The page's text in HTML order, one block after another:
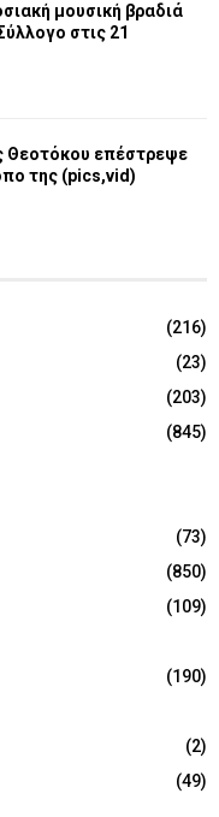
μουσική βραδιά
στις 21
Θεοτόκου επέστρεψε
της (pics,vid)
(216)
(23)
(203)
(845)
(73)
(850)
(109)
(190)
(2)
(49)